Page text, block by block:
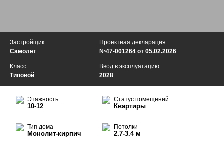
Застройщик
Самолет
Проектная декларация
№47-001264 от 05.02.2026
Ввод в эксплуатацию
2028
Класс
Типовой
Этажность
10-12
Статус помещений
Квартиры
Тип дома
Монолит-кирпич
Потолки
2.7-3.4 м